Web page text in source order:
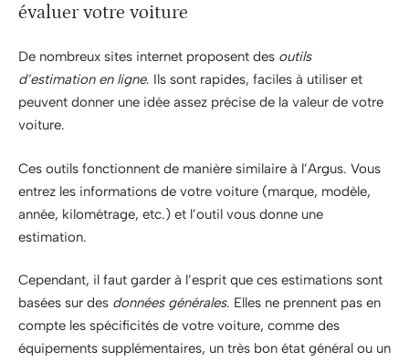
évaluer votre voiture
De nombreux sites internet proposent des outils
d’estimation en ligne. Ils sont rapides, faciles à utiliser et
peuvent donner une idée assez précise de la valeur de votre
voiture.
Ces outils fonctionnent de manière similaire à l’Argus. Vous
entrez les informations de votre voiture (marque, modèle,
année, kilométrage, etc.) et l’outil vous donne une
estimation.
Cependant, il faut garder à l’esprit que ces estimations sont
basées sur des données générales. Elles ne prennent pas en
compte les spécificités de votre voiture, comme des
équipements supplémentaires, un très bon état général ou un